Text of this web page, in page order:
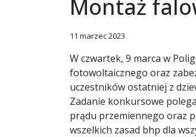
Montaż
11 marzec 2023
W czwartek, 9 marca w
fotowoltaicznego oraz
uczestników ostatniej z
Zadanie konkursowe
prądu przemiennego oraz
wszelkich zasad bhp dla